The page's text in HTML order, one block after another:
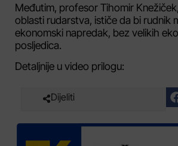
Međutim, profesor Tihomir
oblasti rudarstva, ističe da bi rudnik
ekonomski napredak, bez velikih
posljedica.
Detaljnije u video prilogu:
Dijeliti